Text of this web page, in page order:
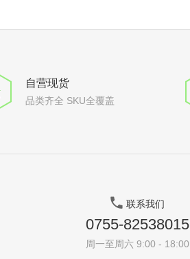
自营现货
品类齐全 SKU全覆盖
联系我们
0755-82538015
周一至周六 9:00 - 18:00